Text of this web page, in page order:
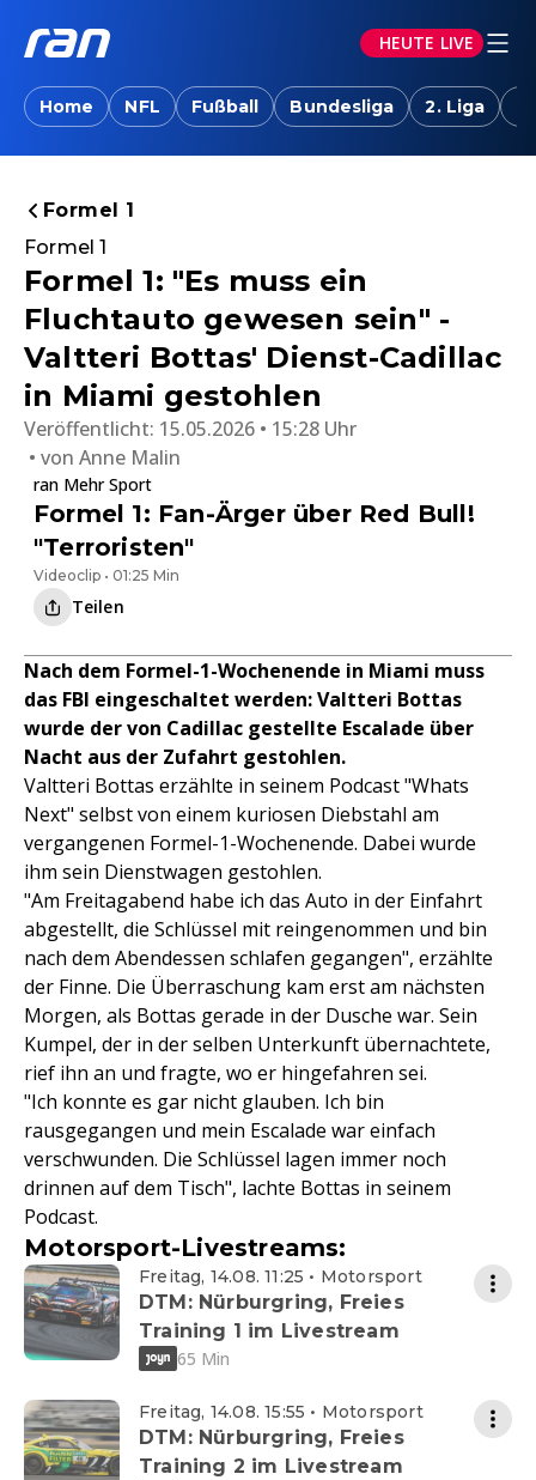
HEUTE LIVE
Home NFL Fußball Bundesliga 2. Liga
Formel 1
Formel 1
Formel 1: "Es muss ein
Fluchtauto gewesen sein" -
Valtteri Bottas' Dienst-Cadillac
in Miami gestohlen
Veröffentlicht: 15.05.2026 • 15:28 Uhr
von Anne Malin
ran Mehr Sport
Formel 1: Fan-Ärger über Red Bull!
"Terroristen"
Videoclip • 01:25 Min
Teilen
Nach dem Formel-1-Wochenende in Miami muss
das FBI eingeschaltet werden: Valtteri Bottas
wurde der von Cadillac gestellte Escalade über
Nacht aus der Zufahrt gestohlen.
Valtteri Bottas erzählte in seinem Podcast "Whats
Next" selbst von einem kuriosen Diebstahl am
vergangenen Formel-1-Wochenende. Dabei wurde
ihm sein Dienstwagen gestohlen.
"Am Freitagabend habe ich das Auto in der Einfahrt
abgestellt, die Schlüssel mit reingenommen und bin
nach dem Abendessen schlafen gegangen", erzählte
der Finne. Die Überraschung kam erst am nächsten
Morgen, als Bottas gerade in der Dusche war. Sein
Kumpel, der in der selben Unterkunft übernachtete,
rief ihn an und fragte, wo er hingefahren sei.
"Ich konnte es gar nicht glauben. Ich bin
rausgegangen und mein Escalade war einfach
verschwunden. Die Schlüssel lagen immer noch
drinnen auf dem Tisch", lachte Bottas in seinem
Podcast.
Motorsport-Livestreams:
Freitag, 14.08. 11:25 • Motorsport
DTM: Nürburgring, Freies
Training 1 im Livestream
65 Min
Freitag, 14.08. 15:55 • Motorsport
DTM: Nürburgring, Freies
Training 2 im Livestream